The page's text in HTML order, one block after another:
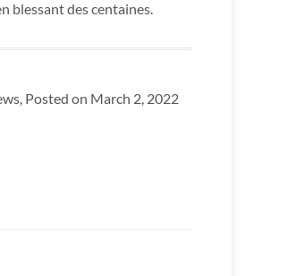
blessant des centaines.
Posted on March 2, 2022